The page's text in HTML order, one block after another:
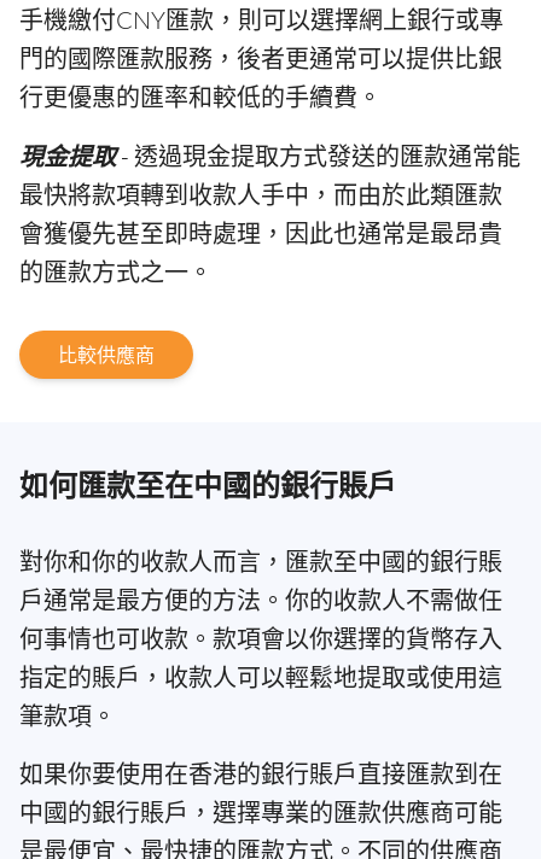
手機繳付CNY匯款，則可以選擇網上銀行或專
門的國際匯款服務，後者更通常可以提供比銀
行更優惠的匯率和較低的手續費。
現金提取- 透過現金提取方式發送的匯款通常能
最快將款項轉到收款人手中，而由於此類匯款
會獲優先甚至即時處理，因此也通常是最昂貴
的匯款方式之一。
比較供應商
如何匯款至在中國的銀行賬戶
對你和你的收款人而言，匯款至中國的銀行賬
戶通常是最方便的方法。你的收款人不需做任
何事情也可收款。款項會以你選擇的貨幣存入
指定的賬戶，收款人可以輕鬆地提取或使用這
筆款項。
如果你要使用在香港的銀行賬戶直接匯款到在
中國的銀行賬戶，選擇專業的匯款供應商可能
是最便宜、最快捷的匯款方式。不同的供應商